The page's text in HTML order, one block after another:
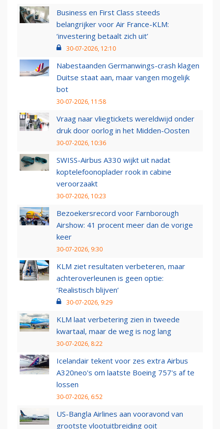
Business en First Class steeds
belangrijker voor Air France-KLM:
‘investering betaalt zich uit’
30-07-2026, 12:10
Nabestaanden Germanwings-crash klagen
Duitse staat aan, maar vangen mogelijk
bot
30-07-2026, 11:58
Vraag naar vliegtickets wereldwijd onder
druk door oorlog in het Midden-Oosten
30-07-2026, 10:36
SWISS-Airbus A330 wijkt uit nadat
koptelefoonoplader rook in cabine
veroorzaakt
30-07-2026, 10:23
Bezoekersrecord voor Farnborough
Airshow: 41 procent meer dan de vorige
keer
30-07-2026, 9:30
KLM ziet resultaten verbeteren, maar
achteroverleunen is geen optie:
‘Realistisch blijven’
30-07-2026, 9:29
KLM laat verbetering zien in tweede
kwartaal, maar de weg is nog lang
30-07-2026, 8:22
Icelandair tekent voor zes extra Airbus
A320neo's om laatste Boeing 757's af te
lossen
30-07-2026, 6:52
US-Bangla Airlines aan vooravond van
grootste vlootuitbreiding ooit